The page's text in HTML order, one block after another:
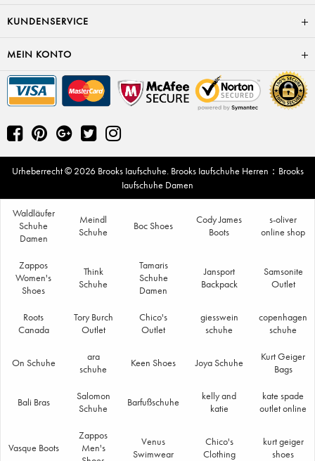
KUNDENSERVICE
MEIN KONTO
Urheberrecht © 2026 Brooks Iaufschuhe. Brooks Iaufschuhe Herren ： Brooks
Iaufschuhe Damen
Waldläufer
Schuhe
Damen
Meindl
Schuhe
Boc Shoes
Cody James
Boots
s-oliver
online shop
Zappos
Women's
Shoes
Think
Schuhe
Tamaris
Schuhe
Damen
Jansport
Backpack
Samsonite
Outlet
Roots
Canada
Tory Burch
Outlet
Chico's
Outlet
giesswein
schuhe
copenhagen
schuhe
On Schuhe
ara
schuhe
Keen Shoes Joya Schuhe
Kurt Geiger
Bags
Bali Bras
Salomon
Schuhe
Barfußschuhe
kelly and
katie
kate spade
outlet online
Vasque Boots
Zappos
Men's
Venus
Swimwear
Chico's
Clothing
kurt geiger
shoes